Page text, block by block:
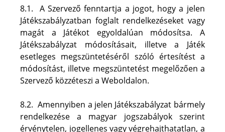
8.1.  A Szervező fenntartja a jogot, hogy a jelen
Játékszabályzatban foglalt rendelkezéseket vagy
magát a Játékot egyoldalúan módosítsa. A
Játékszabályzat módosításait, illetve a Játék
esetleges megszüntetéséről szóló értesítést a
módosítást, illetve megszüntetést megelőzően a
Szervező közzéteszi a Weboldalon.
8.2.  Amennyiben a jelen Játékszabályzat bármely
rendelkezése a magyar jogszabályok szerint
érvénytelen, jogellenes vagy végrehajthatatlan, a